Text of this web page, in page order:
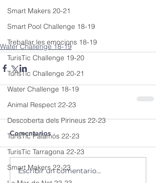
Smart Makers 20-21
Smart Pool Challenge 18-19
Treballar les emocions 18-19
TurisTic Challenge 19-20
TurisTic Challenge 20-21
Water Challenge 18-19
Animal Respect 22-23
Descoberta dels Pirineus 22-23
TurisTic Palamós 22-23
TurisTic Tarragona 22-23
Smart Makers 22-23
Water Challenge 18-19
Comentarios
Escribir un comentario...